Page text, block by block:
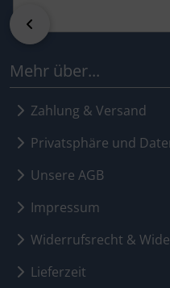
Mehr über...
Zahlung & Versand
Privatsphäre und
Unsere AGB
Impressum
Widerrufsrecht &
Lieferzeit